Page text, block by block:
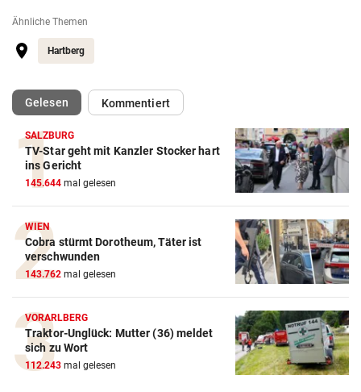
Ähnliche Themen
Hartberg
Gelesen(ausgewählt)Kommentiert
SALZBURG
TV-Star geht mit Kanzler Stocker hart
ins Gericht
145.644 mal gelesen
WIEN
Cobra stürmt Dorotheum, Täter ist
verschwunden
143.762 mal gelesen
VORARLBERG
Traktor-Unglück: Mutter (36) meldet
sich zu Wort
112.243 mal gelesen
Action-Cam Vergleich
ZUM VERGLEICH
Crosstrainer Vergleich
ZUM VERGLEICH
E-Bike Vergleich
Elektro-Scooter Vergleich
ZUM VERGLEICH